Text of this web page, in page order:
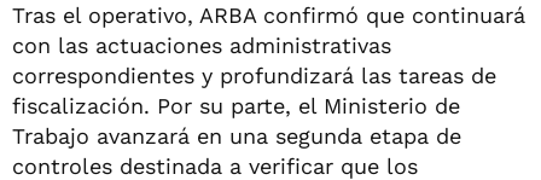
Tras el operativo, ARBA confirmó que continuará
con las actuaciones administrativas
correspondientes y profundizará las tareas de
fiscalización. Por su parte, el Ministerio de
Trabajo avanzará en una segunda etapa de
controles destinada a verificar que los